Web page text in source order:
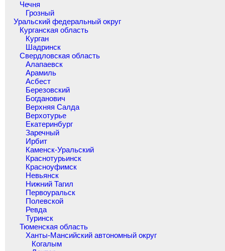
Чечня
Грозный
Уральский федеральный округ
Курганская область
Курган
Шадринск
Свердловская область
Алапаевск
Арамиль
Асбест
Березовский
Богданович
Верхняя Салда
Верхотурье
Екатеринбург
Заречный
Ирбит
Каменск-Уральский
Краснотурьинск
Красноуфимск
Невьянск
Нижний Тагил
Первоуральск
Полевской
Ревда
Туринск
Тюменская область
Ханты-Мансийский автономный округ
Когалым